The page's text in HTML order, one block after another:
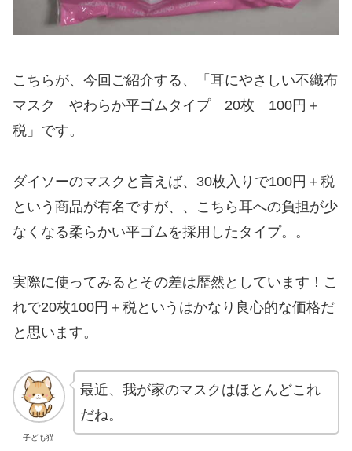
こちらが、今回ご紹介する、「耳にやさしい不織布
マスク やわらか平ゴムタイプ 20枚 100円＋
税」です。
ダイソーのマスクと言えば、30枚入りで100円＋税
という商品が有名ですが、、こちら耳への負担が少
なくなる柔らかい平ゴムを採用したタイプ。。
実際に使ってみるとその差は歴然としています！こ
れで20枚100円＋税というはかなり良心的な価格だ
と思います。
子ども猫
最近、我が家のマスクはほとんどこれ
だね。